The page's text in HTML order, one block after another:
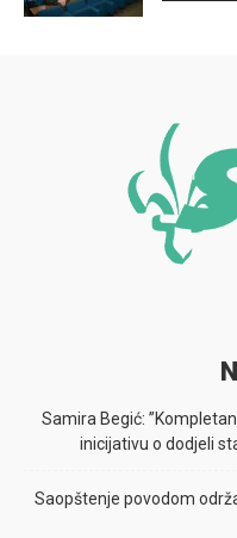
Samira Begić:
inicijativu o dodjeli
Saopštenje povodom